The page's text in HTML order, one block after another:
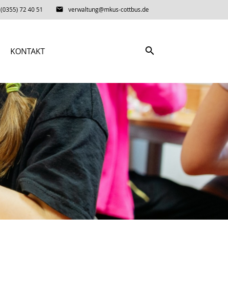
email verwaltung@mkus-cottbus.de
(0355) 72 40 51
KONTAKT search
SUCHEN